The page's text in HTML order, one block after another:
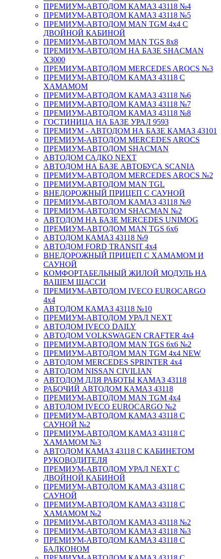
ПРЕМИУМ-АВТОДОМ КАМАЗ 43118 №4
ПРЕМИУМ-АВТОДОМ КАМАЗ 43118 №5
ПРЕМИУМ-АВТОДОМ MAN TGM 4х4 С
ДВОЙНОЙ КАБИНОЙ
ПРЕМИУМ-АВТОДОМ MAN TGS 8х8
ПРЕМИУМ-АВТОДОМ НА БАЗЕ SHACMAN
X3000
ПРЕМИУМ-АВТОДОМ MERCEDES AROCS №3
ПРЕМИУМ-АВТОДОМ КАМАЗ 43118 С
ХАМАМОМ
ПРЕМИУМ-АВТОДОМ КАМАЗ 43118 №6
ПРЕМИУМ-АВТОДОМ КАМАЗ 43118 №7
ПРЕМИУМ-АВТОДОМ КАМАЗ 43118 №8
ГОСТИНИЦА НА БАЗЕ УРАЛ 9593
ПРЕМИУМ - АВТОДОМ НА БАЗЕ КАМАЗ 43101
ПРЕМИУМ-АВТОДОМ MERCEDES AROCS
ПРЕМИУМ-АВТОДОМ SHACMAN
АВТОДОМ САДКО NEXT
АВТОДОМ НА БАЗЕ АВТОБУСА SCANIA
ПРЕМИУМ-АВТОДОМ MERCEDES AROCS №2
ПРЕМИУМ-АВТОДОМ MAN TGL
ВНЕДОРОЖНЫЙ ПРИЦЕП С САУНОЙ
ПРЕМИУМ-АВТОДОМ КАМАЗ 43118 №9
ПРЕМИУМ-АВТОДОМ SHACMAN №2
АВТОДОМ НА БАЗЕ MERCEDES UNIMOG
ПРЕМИУМ-АВТОДОМ MAN TGS 6х6
АВТОДОМ КАМАЗ 43118 №9
АВТОДОМ FORD TRANSIT 4x4
ВНЕДОРОЖНЫЙ ПРИЦЕП С ХАМАМОМ И
САУНОЙ
КОМФОРТАБЕЛЬНЫЙ ЖИЛОЙ МОДУЛЬ НА
ВАШЕМ ШАССИ
ПРЕМИУМ-АВТОДОМ IVECO EUROCARGO
4х4
АВТОДОМ КАМАЗ 43118 №10
ПРЕМИУМ-АВТОДОМ УРАЛ NEXT
АВТОДОМ IVECO DAILY
АВТОДОМ VOLKSWAGEN CRAFTER 4х4
ПРЕМИУМ-АВТОДОМ MAN TGS 6х6 №2
ПРЕМИУМ-АВТОДОМ MAN TGM 4x4 NEW
АВТОДОМ MERCEDES SPRINTER 4x4
АВТОДОМ NISSAN CIVILIAN
АВТОДОМ ДЛЯ РАБОТЫ КАМАЗ 43118
РАБОЧИЙ АВТОДОМ КАМАЗ 43118
ПРЕМИУМ-АВТОДОМ MAN TGM 4x4
АВТОДОМ IVECO EUROCARGO №2
ПРЕМИУМ-АВТОДОМ КАМАЗ 43118 С
САУНОЙ №2
ПРЕМИУМ-АВТОДОМ КАМАЗ 43118 С
ХАМАМОМ №3
АВТОДОМ КАМАЗ 43118 С КАБИНЕТОМ
РУКОВОДИТЕЛЯ
ПРЕМИУМ-АВТОДОМ УРАЛ NEXT С
ДВОЙНОЙ КАБИНОЙ
ПРЕМИУМ-АВТОДОМ КАМАЗ 43118 С
САУНОЙ
ПРЕМИУМ-АВТОДОМ КАМАЗ 43118 С
ХАМАМОМ №2
ПРЕМИУМ-АВТОДОМ КАМАЗ 43118 №2
ПРЕМИУМ-АВТОДОМ КАМАЗ 43118 №3
ПРЕМИУМ-АВТОДОМ КАМАЗ 43118 С
БАЛКОНОМ